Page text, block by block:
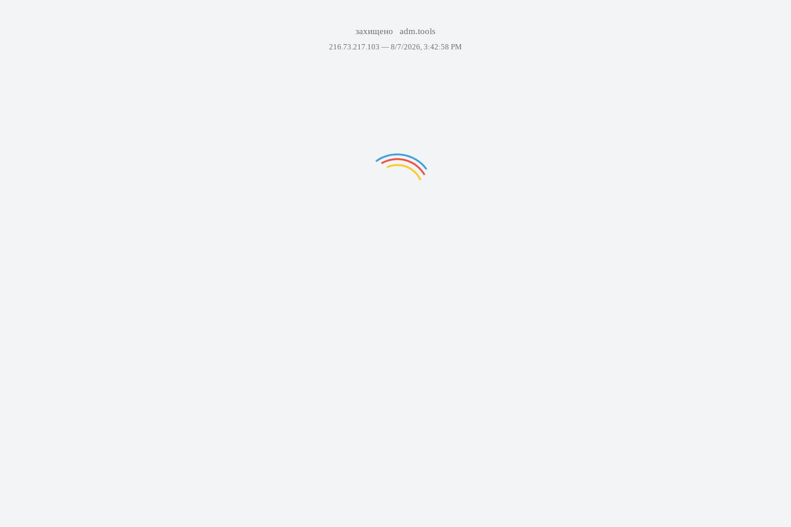
захищено adm.tools
216.73.217.103 — 8/7/2026, 3:42:58 PM